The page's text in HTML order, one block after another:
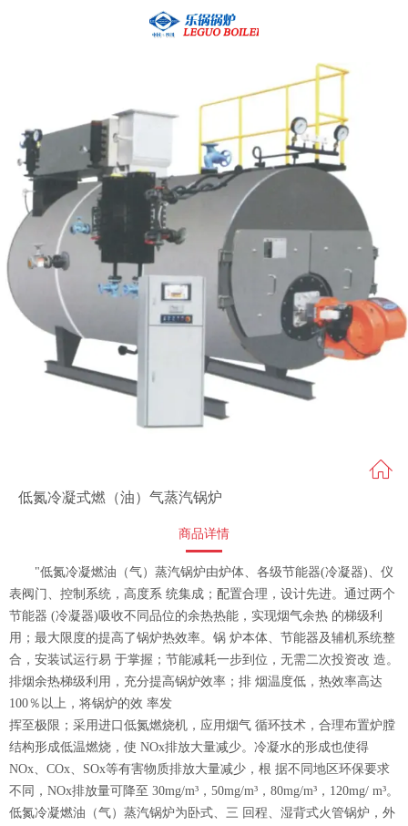
低氮冷凝式燃（油）气蒸汽锅炉
商品详情
"低氮冷凝燃油（气）蒸汽锅炉由炉体、各级节能器(冷凝器)、仪
表阀门、控制系统，高度系 统集成；配置合理，设计先进。通过两个
节能器 (冷凝器)吸收不同品位的余热热能，实现烟气余热 的梯级利
用；最大限度的提高了锅炉热效率。锅 炉本体、节能器及辅机系统整
合，安装试运行易 于掌握；节能减耗一步到位，无需二次投资改 造。
排烟余热梯级利用，充分提高锅炉效率；排 烟温度低，热效率高达
100％以上，将锅炉的效 率发
挥至极限；采用进口低氮燃烧机，应用烟气 循环技术，合理布置炉膛
结构形成低温燃烧，使 NOx排放大量减少。冷凝水的形成也使得
NOx、COx、SOx等有害物质排放大量减少，根 据不同地区环保要求
不同，NOx排放量可降至 30mg/m³，50mg/m³，80mg/m³，120mg/ m³。
低氮冷凝燃油（气）蒸汽锅炉为卧式、三 回程、湿背式火管锅炉，外